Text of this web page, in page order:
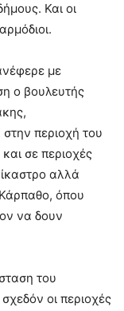
Και οι
με
ο βουλευτής
περιοχή του
σε περιοχές
αλλά
όπου
να δουν
του
οι περιοχές